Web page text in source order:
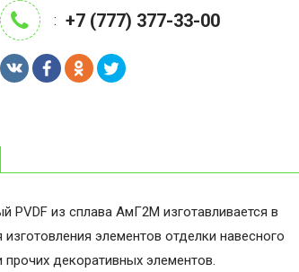
: +7 (777) 377-33-00
PVDF из сплава АмГ2М изготавливается в
элементов отделки навесного
декоративных элементов.